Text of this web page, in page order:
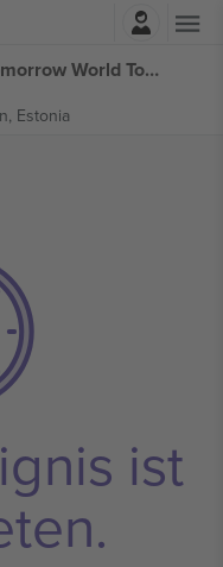
Justin Timberlake - The Forget Tomorrow World Tour tickets
Estonia
ist